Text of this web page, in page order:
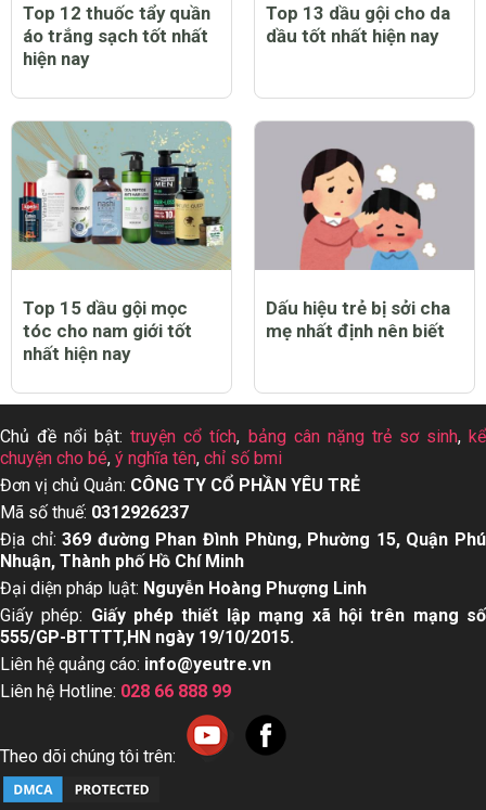
Top 12 thuốc tẩy quần
áo trắng sạch tốt nhất
hiện nay
Top 13 dầu gội cho da
dầu tốt nhất hiện nay
Top 15 dầu gội mọc
tóc cho nam giới tốt
nhất hiện nay
Dấu hiệu trẻ bị sởi cha
mẹ nhất định nên biết
Chủ đề nổi bật:truyện cổ tích, bảng cân nặng trẻ sơ sinh, kể
chuyện cho bé, ý nghĩa tên, chỉ số bmi
Đơn vị chủ Quản: CÔNG TY CỔ PHẦN YÊU TRẺ
Mã số thuế: 0312926237
Địa chỉ:369 đường Phan Đình Phùng, Phường 15, Quận Phú
Nhuận, Thành phố Hồ Chí Minh
Đại diện pháp luật: Nguyễn Hoàng Phượng Linh
Giấy phép: Giấy phép thiết lập mạng xã hội trên mạng số
555/GP-BTTTT,HN ngày 19/10/2015.
Liên hệ quảng cáo: info@yeutre.vn
Liên hệ Hotline: 028 66 888 99
Theo dõi chúng tôi trên: